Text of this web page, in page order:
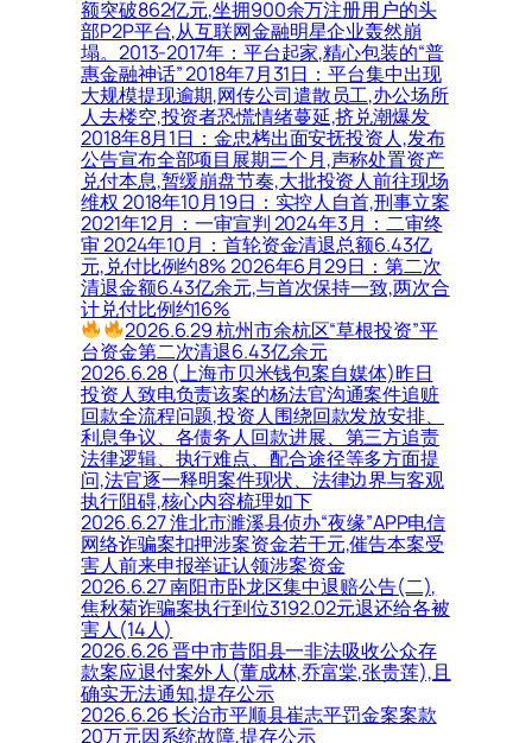
额突破862亿元,坐拥900余万注册用户的头
部P2P平台,从互联网金融明星企业轰然崩
塌。2013-2017年：平台起家,精心包装的“普
惠金融神话” 2018年7月31日：平台集中出现
大规模提现逾期,网传公司遣散员工,办公场所
人去楼空,投资者恐慌情绪蔓延,挤兑潮爆发
2018年8月1日：金忠栲出面安抚投资人,发布
公告宣布全部项目展期三个月,声称处置资产
兑付本息,暂缓崩盘节奏,大批投资人前往现场
维权 2018年10月19日：实控人自首,刑事立案
2021年12月：一审宣判 2024年3月：二审终
审 2024年10月：首轮资金清退总额6.43亿
元,兑付比例约8% 2026年6月29日：第二次
清退金额6.43亿余元,与首次保持一致,两次合
计兑付比例约16%
2026.6.29 杭州市余杭区“草根投资”平
台资金第二次清退6.43亿余元
2026.6.28 (上海市贝米钱包案自媒体)昨日
投资人致电负责该案的杨法官沟通案件追赃
回款全流程问题,投资人围绕回款发放安排、
利息争议、各债务人回款进展、第三方追责
法律逻辑、执行难点、配合途径等多方面提
问,法官逐一释明案件现状、法律边界与客观
执行阻碍,核心内容梳理如下
2026.6.27 淮北市濉溪县侦办“夜缘”APP电信
网络诈骗案扣押涉案资金若干元,催告本案受
害人前来申报举证认领涉案资金
2026.6.27 南阳市卧龙区集中退赔公告(二),
焦秋菊诈骗案执行到位3192.02元退还给各被
害人(14人)
2026.6.26 晋中市昔阳县一非法吸收公众存
款案应退付案外人(董成林,乔富棠,张贵莲),且
确实无法通知,提存公示
2026.6.26 长治市平顺县崔志平罚金案案款
20万元因系统故障,提存公示